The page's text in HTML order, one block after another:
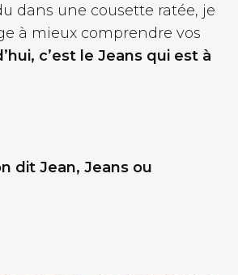
dans une cousette ratée, je
à mieux comprendre vos
c’est le Jeans qui est à
dit Jean, Jeans ou